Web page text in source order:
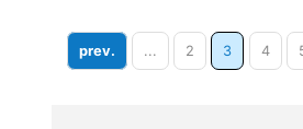
prev. ... 2 3 4